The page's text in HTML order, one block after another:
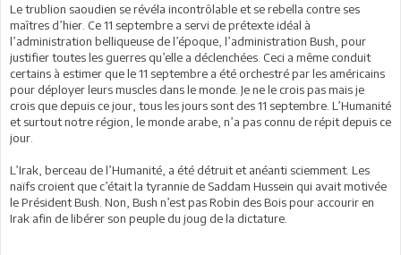
Le trublion saoudien se révéla incontrôlable et se rebella contre ses
maîtres d’hier. Ce 11 septembre a servi de prétexte idéal à
l’administration belliqueuse de l’époque, l’administration Bush, pour
justifier toutes les guerres qu’elle a déclenchées. Ceci a même conduit
certains à estimer que le 11 septembre a été orchestré par les américains
pour déployer leurs muscles dans le monde. Je ne le crois pas mais je
crois que depuis ce jour, tous les jours sont des 11 septembre. L’Humanité
et surtout notre région, le monde arabe, n’a pas connu de répit depuis ce
jour.
L’Irak, berceau de l’Humanité, a été détruit et anéanti sciemment. Les
naïfs croient que c’était la tyrannie de Saddam Hussein qui avait motivée
le Président Bush. Non, Bush n’est pas Robin des Bois pour accourir en
Irak afin de libérer son peuple du joug de la dictature.